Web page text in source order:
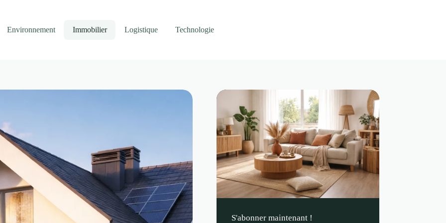
Environnement Immobilier Logistique Technologie
S'abonner maintenant !